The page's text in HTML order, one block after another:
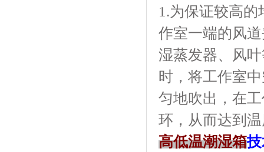
1.为保证较高的
作室一端的风道夹
湿蒸发器、风
时，将工作室
匀地吹出，在
环，从而达到
高低温潮湿箱